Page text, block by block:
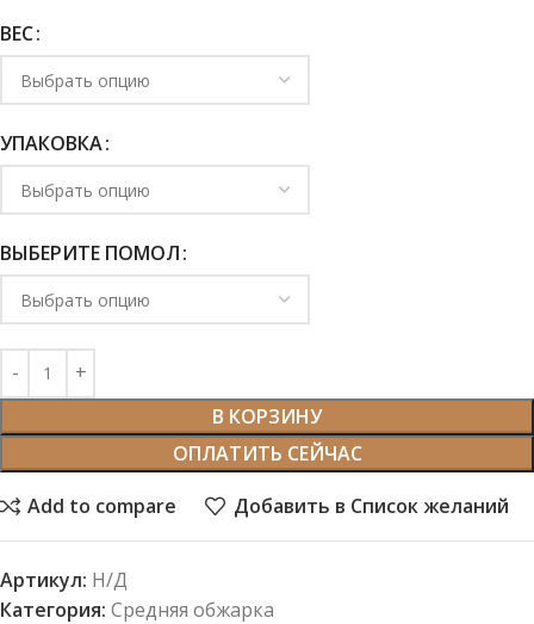
ВЕС
УПАКОВКА
ВЫБЕРИТЕ ПОМОЛ
В КОРЗИНУ
ОПЛАТИТЬ СЕЙЧАС
Add to compare Добавить в Список желаний
Артикул: Н/Д
Категория: Средняя обжарка